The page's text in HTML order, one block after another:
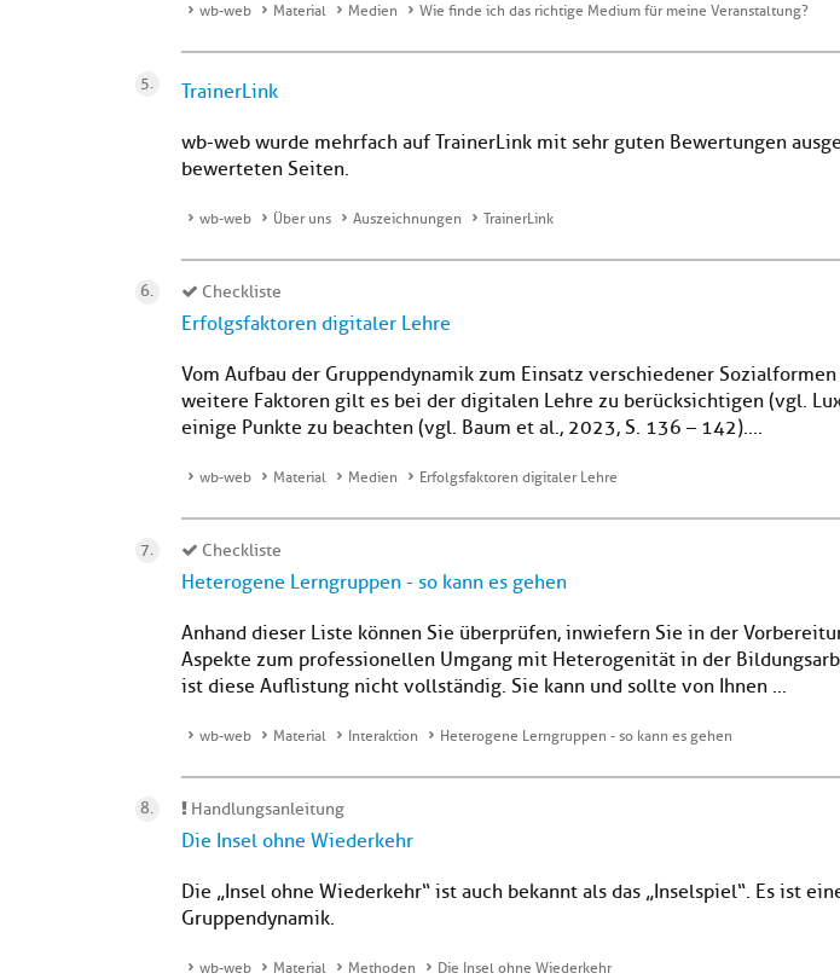
wb-web Material Medien Wie finde ich das richtige Medium für meine Veranstaltung?
TrainerLink
wb-web wurde mehrfach auf TrainerLink mit sehr guten Bewertungen
bewerteten Seiten.
wb-web Über uns Auszeichnungen TrainerLink
Checkliste
Erfolgsfaktoren digitaler Lehre
Vom Aufbau der Gruppendynamik zum Einsatz verschiedener
weitere Faktoren gilt es bei der digitalen Lehre zu berücksichtigen (vgl.
einige Punkte zu beachten (vgl. Baum et al., 2023, S. 136 – 142)....
wb-web Material Medien Erfolgsfaktoren digitaler Lehre
Checkliste
Heterogene Lerngruppen - so kann es gehen
Anhand dieser Liste können Sie überprüfen, inwiefern Sie in der
Aspekte zum professionellen Umgang mit Heterogenität in der
ist diese Auflistung nicht vollständig. Sie kann und sollte von Ihnen ...
wb-web Material Interaktion Heterogene Lerngruppen - so kann es gehen
Handlungsanleitung
Die Insel ohne Wiederkehr
Die „Insel ohne Wiederkehr“ ist auch bekannt als das „Inselspiel“. Es ist
Gruppendynamik.
wb-web Material Methoden Die Insel ohne Wiederkehr